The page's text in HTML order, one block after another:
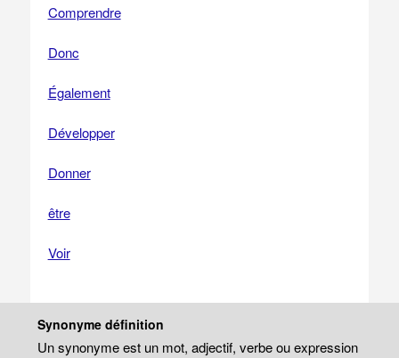
Comprendre
Donc
Également
Développer
Donner
être
Voir
Synonyme définition
Un synonyme est un mot, adjectif, verbe ou expression